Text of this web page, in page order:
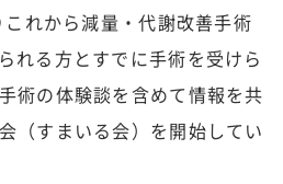
れから減量・代謝改善手術
れる方とすでに手術を受けら
術の体験談を含めて情報を共
（すまいる会）を開始してい